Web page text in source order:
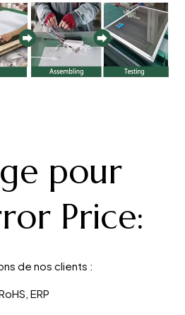
pour
Price:
de nos clients :
ERP